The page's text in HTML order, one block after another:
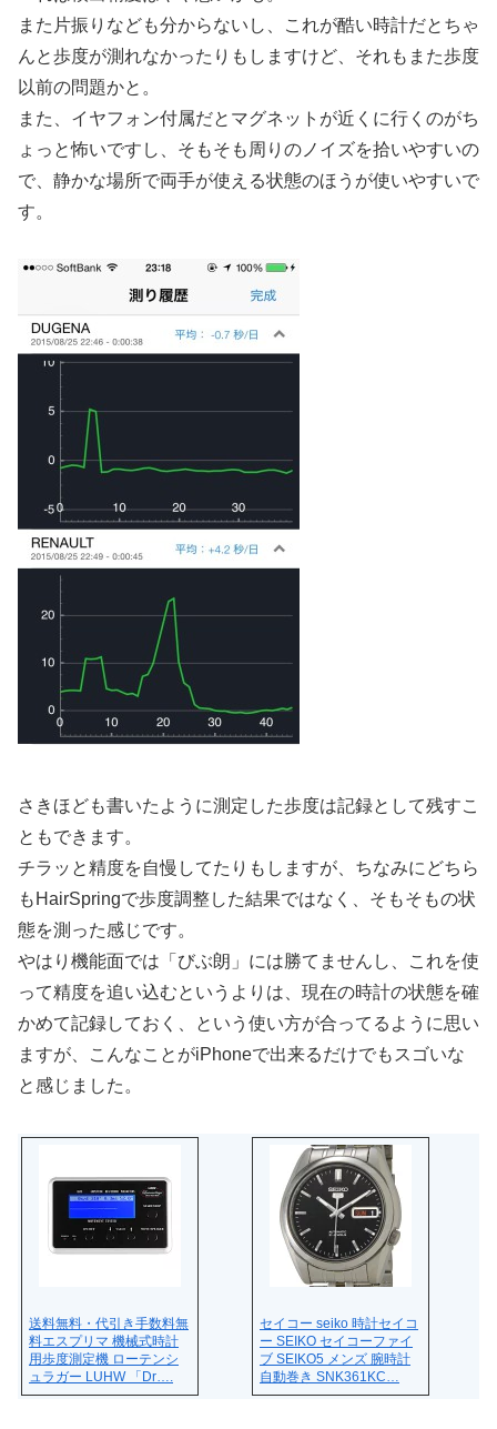
また片振りなども分からないし、これが酷い時計だとちゃ
んと歩度が測れなかったりもしますけど、それもまた歩度
以前の問題かと。
また、イヤフォン付属だとマグネットが近くに行くのがち
ょっと怖いですし、そもそも周りのノイズを拾いやすいの
で、静かな場所で両手が使える状態のほうが使いやすいで
す。
さきほども書いたように測定した歩度は記録として残すこ
ともできます。
チラッと精度を自慢してたりもしますが、ちなみにどちら
もHairSpringで歩度調整した結果ではなく、そもそもの状
態を測った感じです。
やはり機能面では「びぶ朗」には勝てませんし、これを使
って精度を追い込むというよりは、現在の時計の状態を確
かめて記録しておく、という使い方が合ってるように思い
ますが、こんなことがiPhoneで出来るだけでもスゴいな
と感じました。
送料無料・代引き手数料無
料エスプリマ 機械式時計
用歩度測定機 ローテンシ
ュラガー LUHW 「Dr….
セイコー seiko 時計セイコ
ー SEIKO セイコーファイ
ブ SEIKO5 メンズ 腕時計
自動巻き SNK361KC…